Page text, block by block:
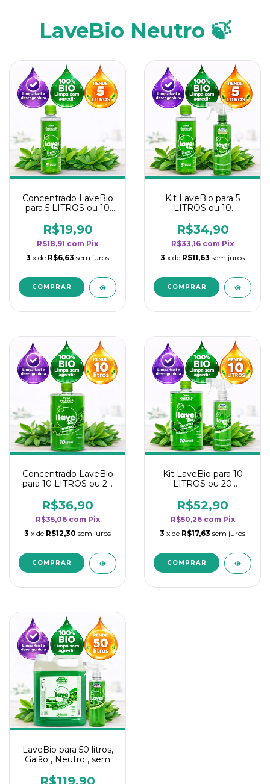
LaveBio Neutro 🍃
Concentrado LaveBio
para 5 LITROS ou 10
rendimento da
categoria - Neutro
R$19,90
R$18,91 com Pix
3 x de R$6,63 sem juros
Kit LaveBio para 5
LITROS ou 10
rendimento da
categoria - Neutro
R$34,90
R$33,16 com Pix
3 x de R$11,63 sem juros
Concentrado LaveBio
para 10 LITROS ou 20
rendimento da
categoria - Neutro
R$36,90
R$35,06 com Pix
3 x de R$12,30 sem juros
Kit LaveBio para 10
LITROS ou 20
rendimento da
categoria - Neutro
R$52,90
R$50,26 com Pix
3 x de R$17,63 sem juros
LaveBio para 50 litros,
Galão , Neutro , sem